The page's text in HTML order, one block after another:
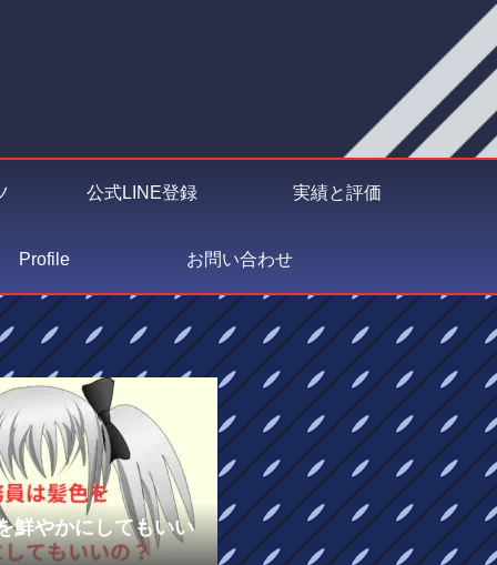
公式LINE登録 実績と評価
Profile お問い合わせ
鮮やかにしてもいい